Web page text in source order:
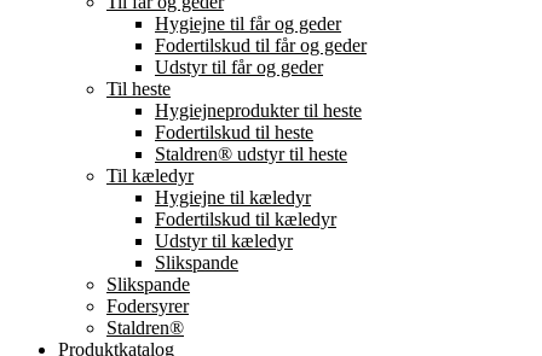
Hygiejne til får og geder
Fodertilskud til får og geder
Udstyr til får og geder
Til heste
Hygiejneprodukter til heste
Fodertilskud til heste
Staldren® udstyr til heste
Til kæledyr
Hygiejne til kæledyr
Fodertilskud til kæledyr
Udstyr til kæledyr
Slikspande
Slikspande
Fodersyrer
Staldren®
Produktkatalog